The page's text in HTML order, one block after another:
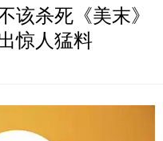
该杀死《美末》
惊人猛料